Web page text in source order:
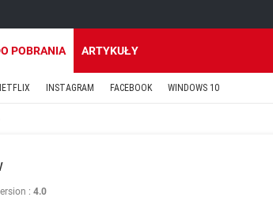
POBRANIA ARTYKUŁY
INSTAGRAM FACEBOOK WINDOWS 10
: 4.0